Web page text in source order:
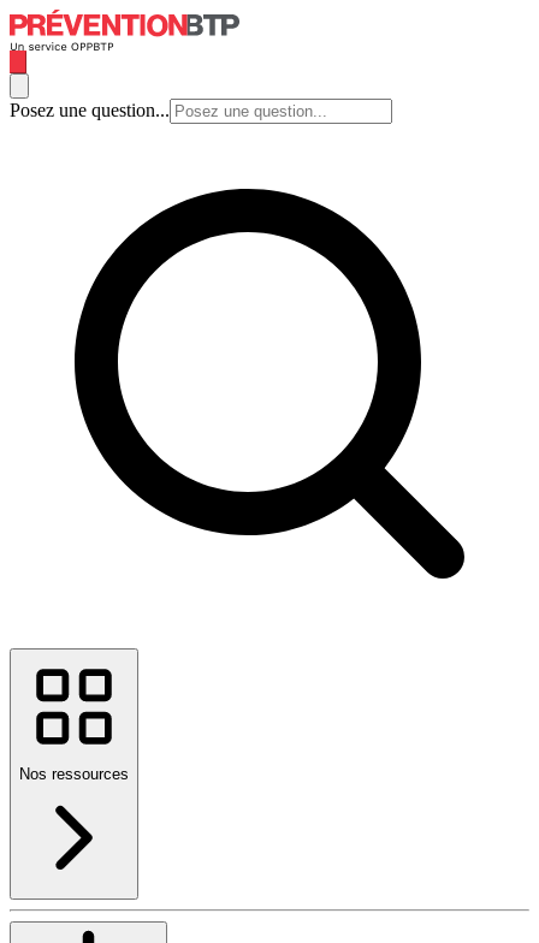
Posez une question...
Nos ressources